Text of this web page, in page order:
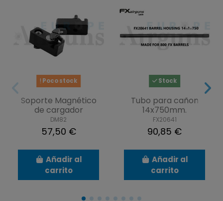
Poco stock
Soporte Magnético
de cargador
DM82
57,50 €
Añadir al
carrito
Stock
Tubo para cañon
14x750mm.
FX20641
90,85 €
Añadir al
carrito